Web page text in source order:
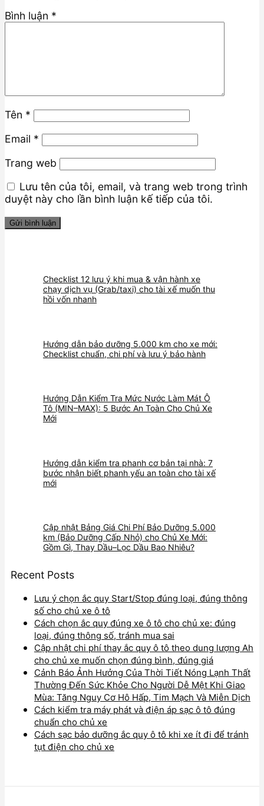
Bình luận *
Tên *
Email *
Trang web
Lưu tên của tôi, email, và trang web trong trình
duyệt này cho lần bình luận kế tiếp của tôi.
Checklist 12 lưu ý khi mua & vận hành xe
chạy dịch vụ (Grab/taxi) cho tài xế muốn thu
hồi vốn nhanh
Hướng dẫn bảo dưỡng 5.000 km cho xe mới:
Checklist chuẩn, chi phí và lưu ý bảo hành
Hướng Dẫn Kiểm Tra Mức Nước Làm Mát Ô
Tô (MIN–MAX): 5 Bước An Toàn Cho Chủ Xe
Mới
Hướng dẫn kiểm tra phanh cơ bản tại nhà: 7
bước nhận biết phanh yếu an toàn cho tài xế
mới
Cập nhật Bảng Giá Chi Phí Bảo Dưỡng 5.000
km (Bảo Dưỡng Cấp Nhỏ) cho Chủ Xe Mới:
Gồm Gì, Thay Dầu–Lọc Dầu Bao Nhiêu?
Recent Posts
Lưu ý chọn ắc quy Start/Stop đúng loại, đúng thông
số cho chủ xe ô tô
Cách chọn ắc quy đúng xe ô tô cho chủ xe: đúng
loại, đúng thông số, tránh mua sai
Cập nhật chi phí thay ắc quy ô tô theo dung lượng Ah
cho chủ xe muốn chọn đúng bình, đúng giá
Cảnh Báo Ảnh Hưởng Của Thời Tiết Nóng Lạnh Thất
Thường Đến Sức Khỏe Cho Người Dễ Mệt Khi Giao
Mùa: Tăng Nguy Cơ Hô Hấp, Tim Mạch Và Miễn Dịch
Cách kiểm tra máy phát và điện áp sạc ô tô đúng
chuẩn cho chủ xe
Cách sạc bảo dưỡng ắc quy ô tô khi xe ít đi để tránh
tụt điện cho chủ xe